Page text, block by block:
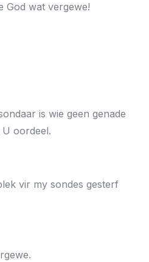
God wat vergewe!
is wie geen genade
oordeel.
vir my sondes gesterf